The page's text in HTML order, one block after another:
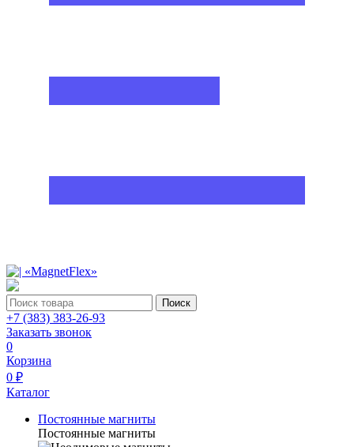
Поиск
+7 (383) 383-26-93
Заказать звонок
0
Корзина
0 ₽
Каталог
Постоянные магниты
Постоянные магниты